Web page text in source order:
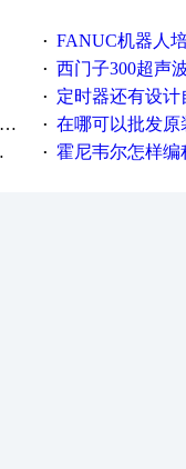
· FANUC机器人
· 西门子300超声波
· 定时器还有设
· 在哪可以批发原装正品
· 霍尼韦尔怎样编